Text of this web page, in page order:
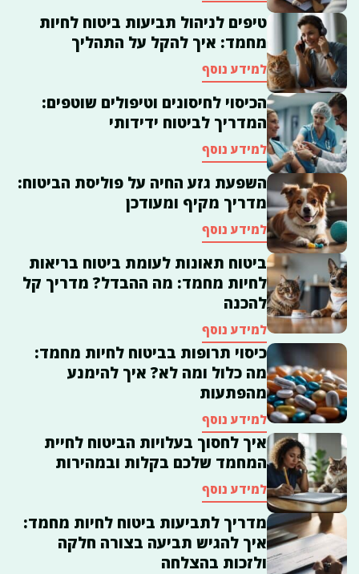
טיפים לניהול תביעות ביטוח לחיות
מחמד: איך להקל על התהליך
למידע נוסף
הכיסוי לחיסונים וטיפולים שוטפים:
המדריך לביטוח ידידותי
למידע נוסף
השפעת גזע החיה על פוליסת הביטוח:
מדריך מקיף ומעודכן
למידע נוסף
ביטוח תאונות לעומת ביטוח בריאות
לחיות מחמד: מה ההבדל? מדריך קל
להכנה
למידע נוסף
כיסוי תרופות בביטוח לחיות מחמד:
מה כלול ומה לא? איך להימנע
מהפתעות
למידע נוסף
איך לחסוך בעלויות הביטוח לחיית
המחמד שלכם בקלות ובמהירות
למידע נוסף
מדריך לתביעות ביטוח לחיות מחמד:
איך להגיש תביעה בצורה חלקה
ולזכות בהצלחה